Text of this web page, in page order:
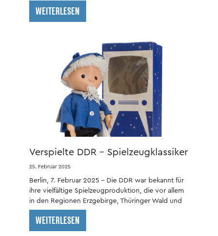
WEITERLESEN
Verspielte DDR – Spielzeugklassiker
aus dem Osten
25. Februar 2025
Berlin, 7. Februar 2025 – Die DDR war bekannt für
ihre vielfältige Spielzeugproduktion, die vor allem
in den Regionen Erzgebirge, Thüringer Wald und
Berlin-Brandenburg ihren Ursprung hatte.
WEITERLESEN